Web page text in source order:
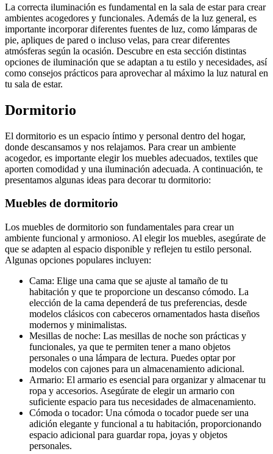
La correcta iluminación es fundamental en la sala de estar para crear
ambientes acogedores y funcionales. Además de la luz general, es
importante incorporar diferentes fuentes de luz, como lámparas de
pie, apliques de pared o incluso velas, para crear diferentes
atmósferas según la ocasión. Descubre en esta sección distintas
opciones de iluminación que se adaptan a tu estilo y necesidades, así
como consejos prácticos para aprovechar al máximo la luz natural en
tu sala de estar.
Dormitorio
El dormitorio es un espacio íntimo y personal dentro del hogar,
donde descansamos y nos relajamos. Para crear un ambiente
acogedor, es importante elegir los muebles adecuados, textiles que
aporten comodidad y una iluminación adecuada. A continuación, te
presentamos algunas ideas para decorar tu dormitorio:
Muebles de dormitorio
Los muebles de dormitorio son fundamentales para crear un
ambiente funcional y armonioso. Al elegir los muebles, asegúrate de
que se adapten al espacio disponible y reflejen tu estilo personal.
Algunas opciones populares incluyen:
Cama: Elige una cama que se ajuste al tamaño de tu
habitación y que te proporcione un descanso cómodo. La
elección de la cama dependerá de tus preferencias, desde
modelos clásicos con cabeceros ornamentados hasta diseños
modernos y minimalistas.
Mesillas de noche: Las mesillas de noche son prácticas y
funcionales, ya que te permiten tener a mano objetos
personales o una lámpara de lectura. Puedes optar por
modelos con cajones para un almacenamiento adicional.
Armario: El armario es esencial para organizar y almacenar tu
ropa y accesorios. Asegúrate de elegir un armario con
suficiente espacio para tus necesidades de almacenamiento.
Cómoda o tocador: Una cómoda o tocador puede ser una
adición elegante y funcional a tu habitación, proporcionando
espacio adicional para guardar ropa, joyas y objetos
personales.